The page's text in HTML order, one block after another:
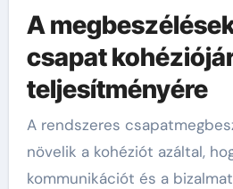
A
csapat
teljesítményére
A rendszeres
növelik a kohéziót azáltal,
kommunikációt és a